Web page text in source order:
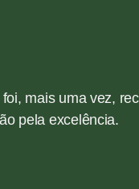
foi, mais uma vez,
pela excelência.